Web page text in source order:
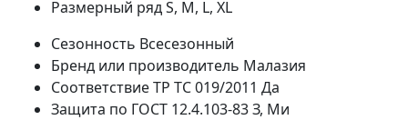
Размерный рядS, M, L, XL
Сезонность Всесезонный
Бренд или производитель Малазия
Соответствие ТР ТС 019/2011 Да
Защита по ГОСТ 12.4.103-83З, Ми